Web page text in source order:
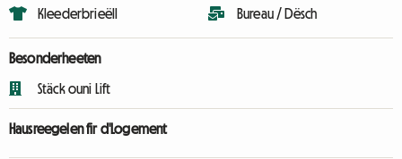
Kleederbrieëll
Bureau / Dësch
Besonderheeten
Stäck ouni Lift
Hausreegelen fir d'Logement